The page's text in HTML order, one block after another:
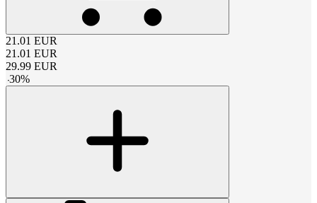
21.01 EUR
21.01 EUR
29.99 EUR
-30%